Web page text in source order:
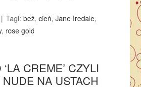
Tagi:beż,cień,Jane Iredale,
, rose gold
CREME’ CZYLI
NA USTACH